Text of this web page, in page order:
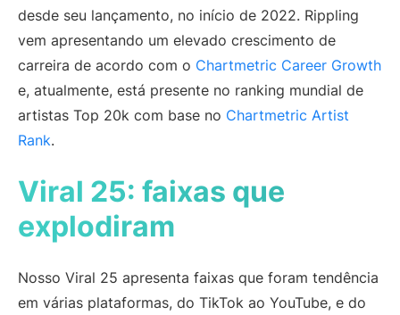
desde seu lançamento, no início de 2022. Rippling
vem apresentando um elevado crescimento de
carreira de acordo com o Chartmetric Career Growth
e, atualmente, está presente no ranking mundial de
artistas Top 20k com base no Chartmetric Artist
Rank.
Viral 25: faixas que
explodiram
Nosso Viral 25 apresenta faixas que foram tendência
em várias plataformas, do TikTok ao YouTube, e do